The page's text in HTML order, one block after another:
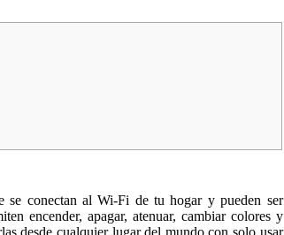
se conectan al Wi-Fi de tu hogar y pueden ser
encender, apagar, atenuar, cambiar colores y